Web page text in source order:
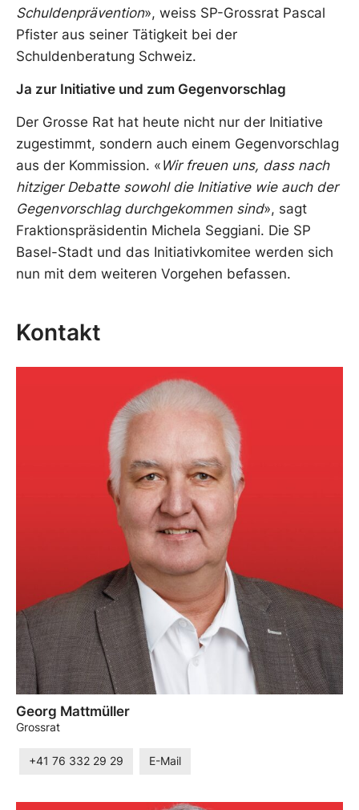
Schuldenprävention», weiss SP-Grossrat Pascal
Pfister aus seiner Tätigkeit bei der
Schuldenberatung Schweiz.
Ja zur Initiative und zum Gegenvorschlag
Der Grosse Rat hat heute nicht nur der Initiative
zugestimmt, sondern auch einem Gegenvorschlag
aus der Kommission. « Wir freuen uns, dass nach
hitziger Debatte sowohl die Initiative wie auch der
Gegenvorschlag durchgekommen sind», sagt
Fraktionspräsidentin Michela Seggiani. Die SP
Basel-Stadt und das Initiativkomitee werden sich
nun mit dem weiteren Vorgehen befassen.
Kontakt
Georg Mattmüller
Grossrat
+41 76 332 29 29 E-Mail